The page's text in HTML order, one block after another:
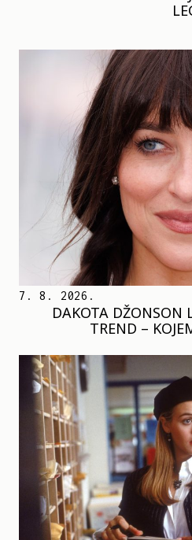
7. 8. 2026.
DAKOTA DŽONSON
TREND –